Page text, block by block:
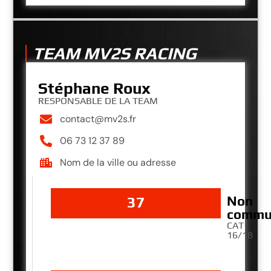
TEAM MV2S RACING
Stéphane Roux
RESPONSABLE DE LA TEAM
contact@mv2s.fr
06 73 12 37 89
Nom de la ville ou adresse
37
Non
CAT
16/18